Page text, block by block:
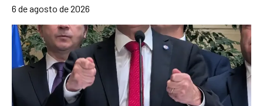
6 de agosto de 2026